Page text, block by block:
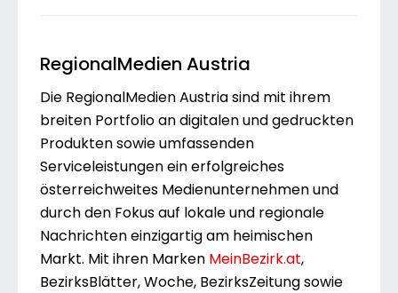
RegionalMedien Austria
Die RegionalMedien Austria sind mit ihrem
breiten Portfolio an digitalen und gedruckten
Produkten sowie umfassenden
Serviceleistungen ein erfolgreiches
österreichweites Medienunternehmen und
durch den Fokus auf lokale und regionale
Nachrichten einzigartig am heimischen
Markt. Mit ihren Marken MeinBezirk.at,
BezirksBlätter, Woche, BezirksZeitung sowie